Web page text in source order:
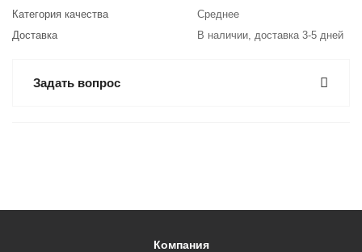
Категория качества
Среднее
Доставка
В наличии, доставка 3-5 дней
Задать вопрос
Компания